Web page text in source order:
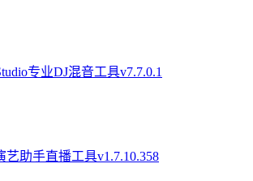
专业DJ混音工具v7.7.0.1
助手直播工具v1.7.10.358